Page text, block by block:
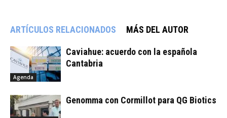
ARTÍCULOS RELACIONADOS MÁS DEL AUTOR
Agenda
Caviahue: acuerdo con la española
Cantabria
Genomma con Cormillot para QG Biotics